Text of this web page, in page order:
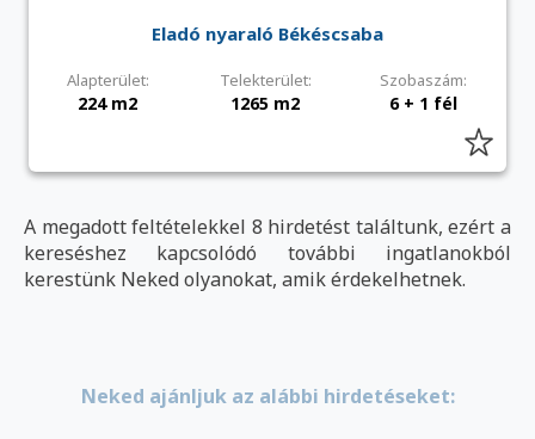
Eladó nyaraló Békéscsaba
Alapterület: Telekterület: Szobaszám:
224 m2 1265 m2 6 + 1 fél
A megadott feltételekkel 8 hirdetést találtunk, ezért a
kereséshez kapcsolódó további ingatlanokból
kerestünk Neked olyanokat, amik érdekelhetnek.
Neked ajánljuk az alábbi hirdetéseket: